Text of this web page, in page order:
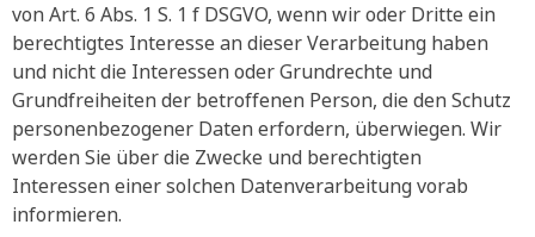
von Art. 6 Abs. 1 S. 1 f DSGVO, wenn wir oder Dritte ein
berechtigtes Interesse an dieser Verarbeitung haben
und nicht die Interessen oder Grundrechte und
Grundfreiheiten der betroffenen Person, die den Schutz
personenbezogener Daten erfordern, überwiegen. Wir
werden Sie über die Zwecke und berechtigten
Interessen einer solchen Datenverarbeitung vorab
informieren.